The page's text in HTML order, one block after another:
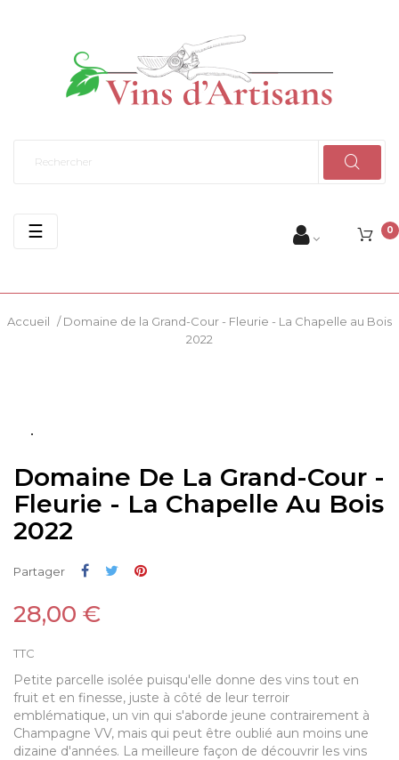
0
Basculer
☰
Accueil / Domaine de la Grand-Cour - Fleurie - La Chapelle au Bois
2022
Domaine De La Grand-Cour -
Fleurie - La Chapelle Au Bois
2022
Partager Partager
Tweet
28,00 €
TTC
Petite parcelle isolée puisqu'elle donne des vins tout en
fruit et en finesse, juste à côté de leur terroir
emblématique, un vin qui s'aborde jeune contrairement à
Champagne VV, mais qui peut être oublié aun moins une
dizaine d'années. La meilleure façon de découvrir les vins